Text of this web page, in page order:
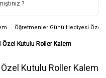
Öğretmenler Günü Hediyesi Özel
Kutulu Roller Kalem